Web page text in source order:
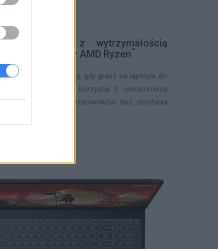
spotyka się z wytrzymałością
przez procesory AMD Ryzen™
się z wytrzymałością, gdy grasz na laptopie do
. Korzystaj z niesamowitej
pokonać swoich przeciwników, bez obniżania